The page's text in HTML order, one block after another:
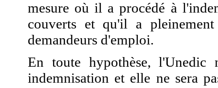
mesure où il a procédé à
couverts et qu'il a
demandeurs d'emploi.
En toute hypothèse,
indemnisation et elle ne sera